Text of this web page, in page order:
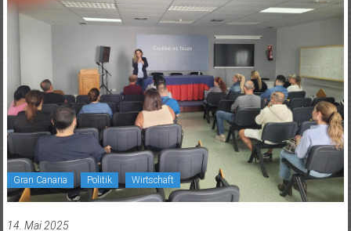
Gran Canaria Politik Wirtschaft
14. Mai 2025